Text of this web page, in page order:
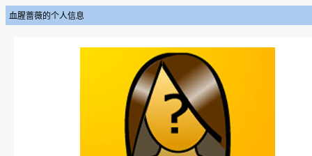
血腥蔷薇的个人信息